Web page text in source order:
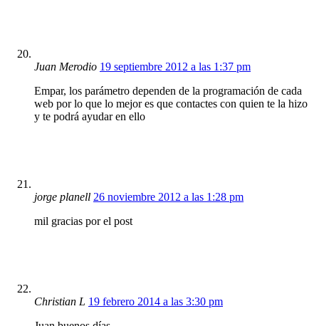
Juan Merodio 19 septiembre 2012 a las 1:37 pm
Empar, los parámetro dependen de la programación de cada
web por lo que lo mejor es que contactes con quien te la hizo
y te podrá ayudar en ello
jorge planell 26 noviembre 2012 a las 1:28 pm
mil gracias por el post
Christian L 19 febrero 2014 a las 3:30 pm